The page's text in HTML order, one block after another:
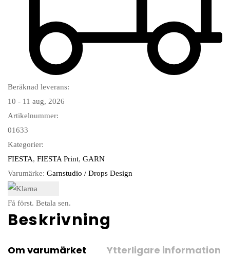
Beräknad leverans:
10 - 11 aug, 2026
Artikelnummer:
01633
Kategorier:
FIESTA, FIESTA Print, GARN
Varumärke: Garnstudio / Drops Design
Få först. Betala sen.
Beskrivning
Om varumärket Ytterligare information